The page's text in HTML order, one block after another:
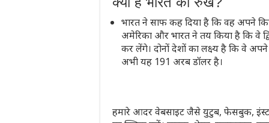
भारत ने साफ कह दिया है कि वह अपने
अमेरिका और भारत ने तय किया है कि वे
कर लेंगे। दोनों देशों का लक्ष्य है कि वे
अभी यह 191 अरब डॉलर है।
हमारे आदर वेबसाइट जैसे युटुब, फेसबुक,